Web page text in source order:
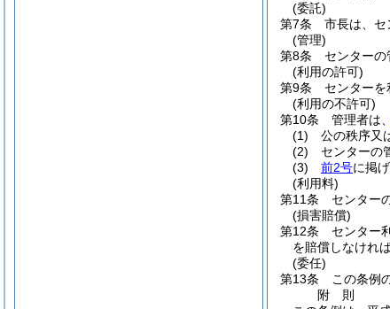
(委託)
第7条
市長は、セ
(管理)
第8条
センター
(利用の許可)
第9条
センターを
(利用の不許可)
第10条
管理者は、
(1)
公の秩序又
(2)
センターの
(3)
前2号に掲
(利用料)
第11条
センター
(損害賠償)
第12条
センター
を賠償しなけれ
(委任)
第13条
この条例
附 則